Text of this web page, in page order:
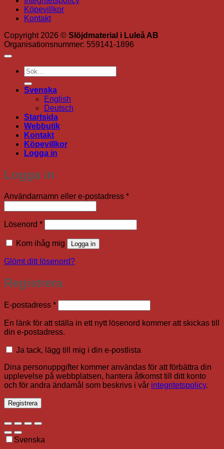
Köpevillkor
Kontakt
Copyright 2026 © Slöjdmaterial i Luleå AB
Organisationsnummer: 559141-1896
Sök
efter:
Svenska
English
Deutsch
Startsida
Webbutik
Kontakt
Köpevillkor
Logga in
Logga in
Användarnamn eller e-postadress *Obligatoriskt
Lösenord *Obligatoriskt
Kom ihåg mig Logga in
Glömt ditt lösenord?
Registrera
E-postadress *Obligatoriskt
En länk för att ställa in ett nytt lösenord kommer att skickas till
din e-postadress.
Ja tack, lägg till mig i din e-postlista
Dina personuppgifter kommer användas för att förbättra din
upplevelse på webbplatsen, hantera åtkomst till ditt konto
och för andra ändamål som beskrivs i vår integritetspolicy.
Registrera
Svenska